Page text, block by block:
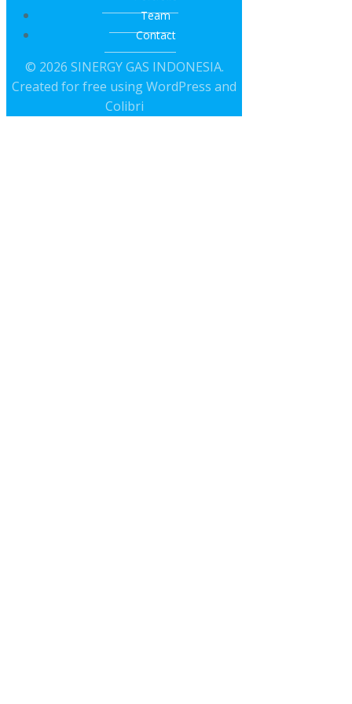
Team
Contact
© 2026 SINERGY GAS INDONESIA.
Created for free using WordPress and
Colibri